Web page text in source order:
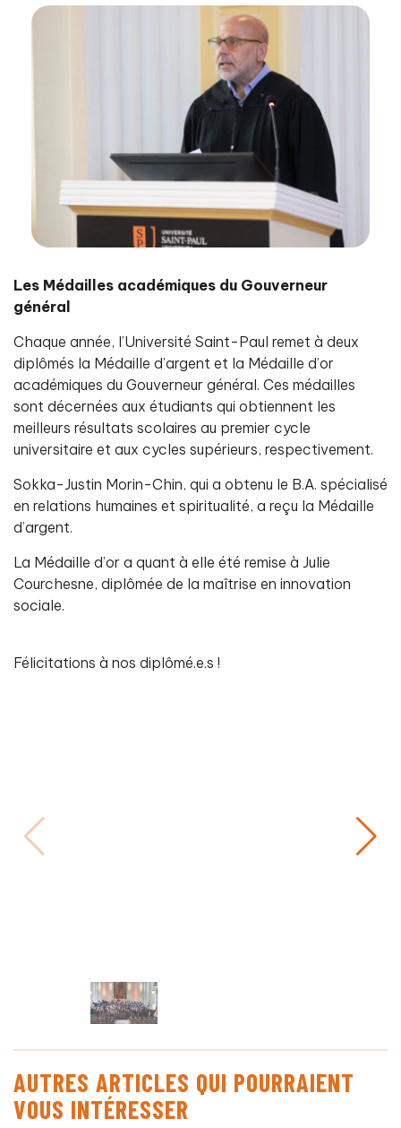
Les Médailles académiques du Gouverneur
général
Chaque année, l’Université Saint-Paul remet à deux
diplômés la Médaille d’argent et la Médaille d’or
académiques du Gouverneur général. Ces médailles
sont décernées aux étudiants qui obtiennent les
meilleurs résultats scolaires au premier cycle
universitaire et aux cycles supérieurs, respectivement.
Sokka-Justin Morin-Chin, qui a obtenu le B.A. spécialisé
en relations humaines et spiritualité, a reçu la Médaille
d’argent.
La Médaille d’or a quant à elle été remise à Julie
Courchesne, diplômée de la maîtrise en innovation
sociale.
Félicitations à nos diplômé.e.s !
AUTRES ARTICLES QUI POURRAIENT
VOUS INTÉRESSER